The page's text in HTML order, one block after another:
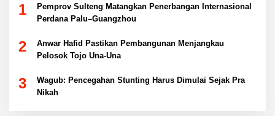
1
Pemprov Sulteng Matangkan Penerbangan Internasional
Perdana Palu–Guangzhou
2
Anwar Hafid Pastikan Pembangunan Menjangkau
Pelosok Tojo Una-Una
3
Wagub: Pencegahan Stunting Harus Dimulai Sejak Pra
Nikah